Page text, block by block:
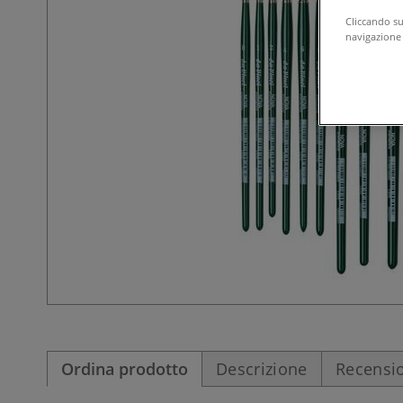
Ordina prodotto Descrizione
Cliccando